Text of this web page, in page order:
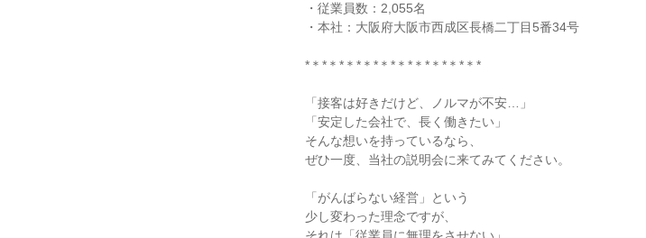
・従業員数：2,055名
・本社：大阪府大阪市西成区長橋二丁目5番34号
*＊*＊*＊*＊*＊*＊*＊*＊*＊*＊*
「接客は好きだけど、ノルマが不安…」
「安定した会社で、長く働きたい」
そんな想いを持っているなら、
ぜひ一度、当社の説明会に来てみてください。
「がんばらない経営」という
少し変わった理念ですが、